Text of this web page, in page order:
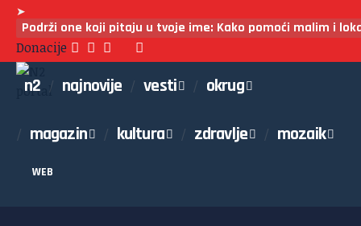
➤
Podrži one koji pitaju u tvoje ime: Kako pomoći malim i
Donacije
n2 najnovije vesti okrug
magazin kultura zdravlje mozaik
WEB